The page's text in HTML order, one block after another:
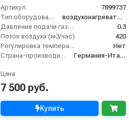
Артикул
7899737
Тип оборудования
воздухонагреватель
Давление подачи газа (бар)
0.3
Поток воздуха (м3/час)
420
Регулировка температуры термостатом
Нет
Страна-производитель
Германия-Италия
Цена
7 500 руб.
Купить